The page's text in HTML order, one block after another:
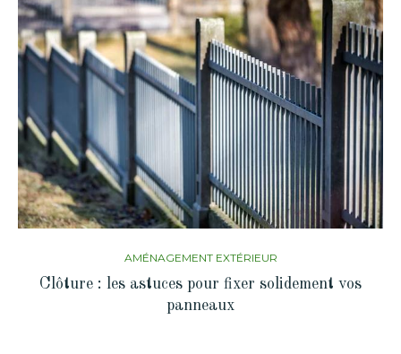
AMÉNAGEMENT EXTÉRIEUR
Clôture : les astuces pour fixer solidement vos
panneaux